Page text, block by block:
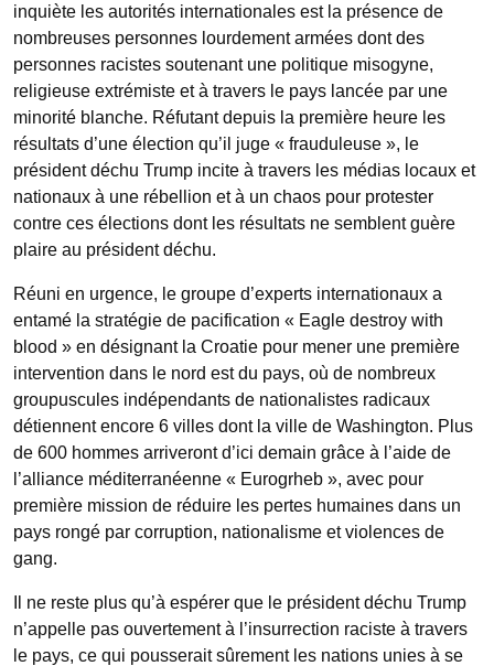
inquiète les autorités internationales est la présence de
nombreuses personnes lourdement armées dont des
personnes racistes soutenant une politique misogyne,
religieuse extrémiste et à travers le pays lancée par une
minorité blanche. Réfutant depuis la première heure les
résultats d’une élection qu’il juge « frauduleuse », le
président déchu Trump incite à travers les médias locaux et
nationaux à une rébellion et à un chaos pour protester
contre ces élections dont les résultats ne semblent guère
plaire au président déchu.
Réuni en urgence, le groupe d’experts internationaux a
entamé la stratégie de pacification « Eagle destroy with
blood » en désignant la Croatie pour mener une première
intervention dans le nord est du pays, où de nombreux
groupuscules indépendants de nationalistes radicaux
détiennent encore 6 villes dont la ville de Washington. Plus
de 600 hommes arriveront d’ici demain grâce à l’aide de
l’alliance méditerranéenne « Eurogrheb », avec pour
première mission de réduire les pertes humaines dans un
pays rongé par corruption, nationalisme et violences de
gang.
Il ne reste plus qu’à espérer que le président déchu Trump
n’appelle pas ouvertement à l’insurrection raciste à travers
le pays, ce qui pousserait sûrement les nations unies à se